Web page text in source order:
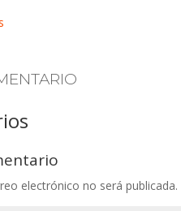
electrónico no será publicada.